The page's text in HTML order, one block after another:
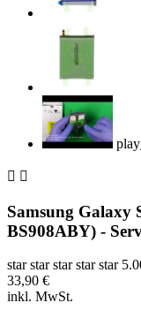
 
Samsung
BS908ABY) -
star star star star star
33,90 €
inkl. MwSt.